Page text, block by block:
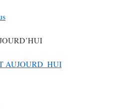
AUJOURD_HUI